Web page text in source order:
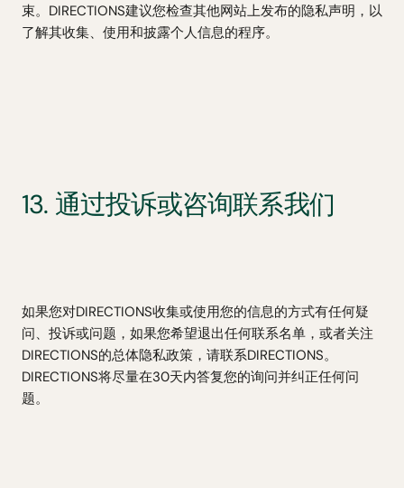
束。DIRECTIONS建议您检查其他网站上发布的隐私声明，以
了解其收集、使用和披露个人信息的程序。
13. 通过投诉或咨询联系我们
如果您对DIRECTIONS收集或使用您的信息的方式有任何疑
问、投诉或问题，如果您希望退出任何联系名单，或者关注
DIRECTIONS的总体隐私政策，请联系DIRECTIONS。
DIRECTIONS将尽量在30天内答复您的询问并纠正任何问
题。